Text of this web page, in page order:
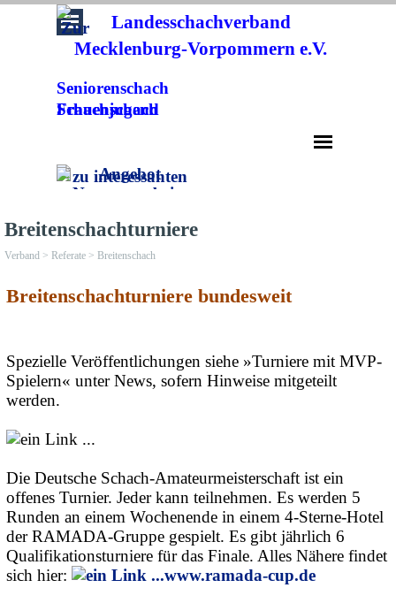
Direkt zum Seiteninhalt
Landesschachverband
Mecklenburg-Vorpommern e.V.
Frauenschach
Schachjugend
Seniorenschach
Menü überspringen
Breitenschachturniere
Verband > Referate > Breitenschach
Breitenschachturniere bundesweit
Spezielle Veröffentlichungen siehe »Turniere mit MVP-
Spielern« unter News, sofern Hinweise mitgeteilt
werden.
Die Deutsche Schach-Amateurmeisterschaft ist ein
offenes Turnier. Jeder kann teilnehmen. Es werden 5
Runden an einem Wochenende in einem 4-Sterne-Hotel
der RAMADA-Gruppe gespielt. Es gibt jährlich 6
Qualifikationsturniere für das Finale. Alles Nähere findet
sich hier:
www.ramada-cup.de